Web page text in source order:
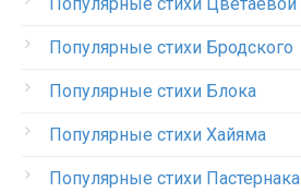
Популярные стихи Бродского
Популярные стихи Блока
Популярные стихи Хайяма
Популярные стихи Пастернака